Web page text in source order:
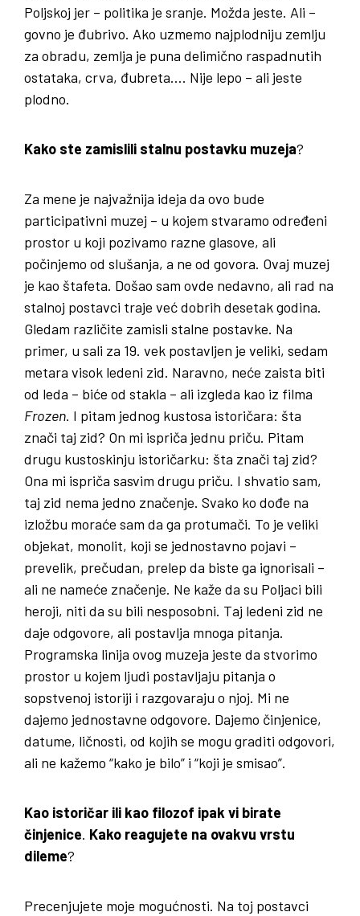
Poljskoj jer – politika je sranje. Možda jeste. Ali –
govno je đubrivo. Ako uzmemo najplodniju zemlju
za obradu, zemlja je puna delimično raspadnutih
ostataka, crva, đubreta…. Nije lepo – ali jeste
plodno.
Kako ste zamislili stalnu postavku muzeja?
Za mene je najvažnija ideja da ovo bude
participativni muzej – u kojem stvaramo određeni
prostor u koji pozivamo razne glasove, ali
počinjemo od slušanja, a ne od govora. Ovaj muzej
je kao štafeta. Došao sam ovde nedavno, ali rad na
stalnoj postavci traje već dobrih desetak godina.
Gledam različite zamisli stalne postavke. Na
primer, u sali za 19. vek postavljen je veliki, sedam
metara visok ledeni zid. Naravno, neće zaista biti
od leda – biće od stakla – ali izgleda kao iz filma
Frozen. I pitam jednog kustosa istoričara: šta
znači taj zid? On mi ispriča jednu priču. Pitam
drugu kustoskinju istoričarku: šta znači taj zid?
Ona mi ispriča sasvim drugu priču. I shvatio sam,
taj zid nema jedno značenje. Svako ko dođe na
izložbu moraće sam da ga protumači. To je veliki
objekat, monolit, koji se jednostavno pojavi –
prevelik, prečudan, prelep da biste ga ignorisali –
ali ne nameće značenje. Ne kaže da su Poljaci bili
heroji, niti da su bili nesposobni. Taj ledeni zid ne
daje odgovore, ali postavlja mnoga pitanja.
Programska linija ovog muzeja jeste da stvorimo
prostor u kojem ljudi postavljaju pitanja o
sopstvenoj istoriji i razgovaraju o njoj. Mi ne
dajemo jednostavne odgovore. Dajemo činjenice,
datume, ličnosti, od kojih se mogu graditi odgovori,
ali ne kažemo “kako je bilo” i “koji je smisao”.
Kao istoričar ili kao filozof ipak vi birate
činjenice. Kako reagujete na ovakvu vrstu
dileme?
Precenjujete moje mogućnosti. Na toj postavci